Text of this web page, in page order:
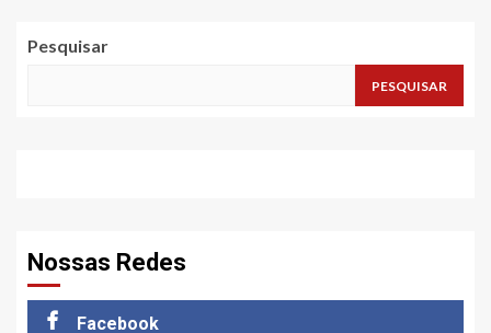
Pesquisar
PESQUISAR
Nossas Redes
Facebook